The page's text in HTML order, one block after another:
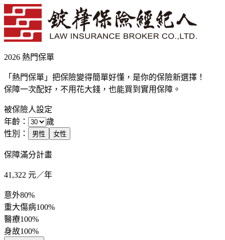
2026 熱門保單
「熱門保單」把保險變得簡單好懂，是你的保險新選擇！
保障一次配好，不用花大錢，也能買到實用保障。
被保險人設定
年齡：
歲
性別：
男性 女性
保障滿分計畫
41,322 元／年
意外80%
重大傷病100%
醫療100%
身故100%